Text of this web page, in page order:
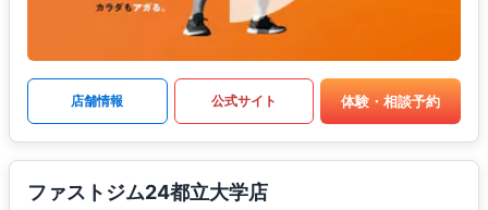
店舗情報 公式サイト 体験・相談予約
ファストジム24都立大学店